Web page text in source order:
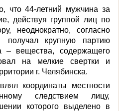
что 44-летний мужчина за
действуя группой лиц по
неоднократно, согласно
крупную партию
– вещества, содержащего
на мелкие свертки и
г. Челябинска.
координаты местности
следствием лицу,
которого выделено в